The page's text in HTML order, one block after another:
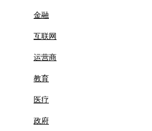
金融
互联网
运营商
教育
医疗
政府